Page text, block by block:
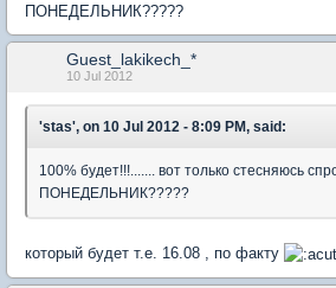
ПОНЕДЕЛЬНИК?????
Guest_lakikech_*
10 Jul 2012
'stas', on 10 Jul 2012 - 8:09 PM, said:
100% будет!!!....... вот только стесняюсь
ПОНЕДЕЛЬНИК?????
который будет т.е. 16.08 , по факту